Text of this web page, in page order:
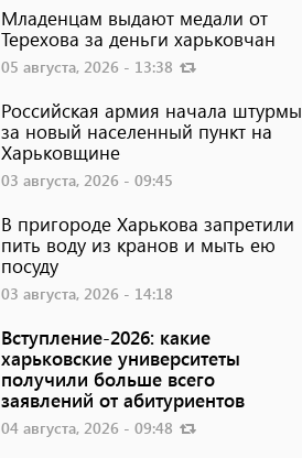
Младенцам выдают медали от
Терехова за деньги харьковчан
05 августа, 2026 - 13:38
Российская армия начала штурмы
за новый населенный пункт на
Харьковщине
03 августа, 2026 - 09:45
В пригороде Харькова запретили
пить воду из кранов и мыть ею
посуду
03 августа, 2026 - 14:18
Вступление-2026: какие
харьковские университеты
получили больше всего
заявлений от абитуриентов
04 августа, 2026 - 09:48